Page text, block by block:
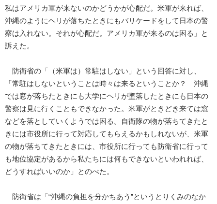
私はアメリカ軍が来ないのかどうかが心配だ。米軍が来れば、
沖縄のようにヘリが落ちたときにもバリケードをして日本の警
察は入れない。それが心配だ。アメリカ軍が来るのは困る」と
訴えた。
防衛省の「（米軍は）常駐はしない」という回答に対し、
「常駐はしないということは時々は来るということか？ 沖縄
では窓が落ちたときにも大学にヘリが墜落したときにも日本の
警察は見に行くこともできなかった。米軍がときどき来ては窓
などを落としていくようでは困る。自衛隊の物が落ちてきたと
きには市役所に行って対応してもらえるかもしれないが、米軍
の物が落ちてきたときには、市役所に行っても防衛省に行って
も地位協定があるから私たちには何もできないといわれれば、
どうすればいいのか」とのべた。
防衛省は「“沖縄の負担を分かちあう”というとりくみのなか